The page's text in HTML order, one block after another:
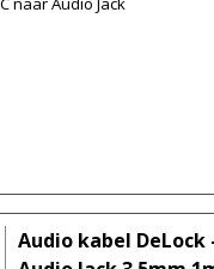
Audio kabel DeLock